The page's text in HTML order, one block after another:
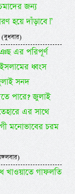
জন্য
হয়ে দাঁড়াবে।”
এর পরিপূর্ণ
ধ্বংস
সনদ
পারে? জুলাই
এর সাথে
মনোভাবের চরম
খাওয়াতে গাফলতি